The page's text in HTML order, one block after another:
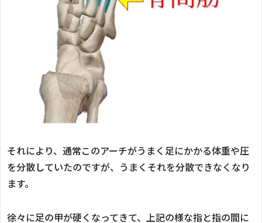
それにより、通常このアーチがうまく足にかかる体重や圧
を分散していたのですが、うまくそれを分散できなくなり
ます。
徐々に足の甲が硬くなってきて、上記の様な指と指の間に